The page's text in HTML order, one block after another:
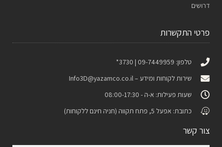
דרושים
פרטי התקשרות
טלפון: 09-7449959 | 3730*
שירות לקוחות ומידע –Info3D@yazamco.co.il
שעות פעילות: א-ה - 08:00-17:30
כתובת: אפעל 5, פתח תקווה (חניה חינם ללקוחות)
צור קשר